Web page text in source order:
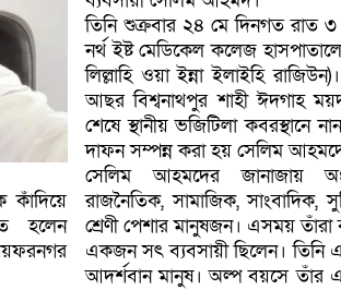
কাঁদিয়ে
হলেন
তিনি শুক্রবার ২৪ মে দিনগত রাত ৩
নর্থ ইষ্ট মেডিকেল কলেজ
লিল্লাহি ওয়া ইন্না ইলাইহি
আছর বিশ্বনাথপুর শাহী ঈদগাহ
শেষে স্থানীয় ভজিটিলা কবরস্থানে
দাফন সম্পন্ন করা হয় সেলিম
সেলিম আহমদের জানাজায়
রাজনৈতিক, সামাজিক, সাংবাদিক,
শ্রেণী পেশার মানুষজন। এসময়
একজন সৎ ব্যবসায়ী ছিলেন। তিনি
আদর্শবান মানুষ। অল্প বয়সে তাঁর